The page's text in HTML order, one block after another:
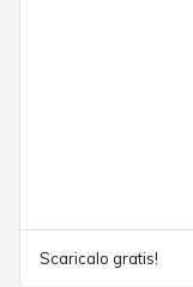
Scaricalo gratis!